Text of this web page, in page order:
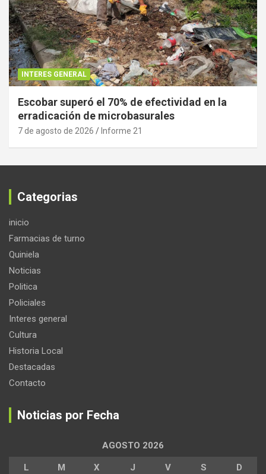
INTERES GENERAL
Escobar superó el 70% de efectividad en la
erradicación de microbasurales
7 de agosto de 2026 Informe 21
Categorias
inicio
Farmacias de turno
Quiniela
Noticias
Politica
Policiales
Interes general
Cultura
Historia Local
Destacadas
Contacto
Noticias por Fecha
AGOSTO 2026
L M X J V S D